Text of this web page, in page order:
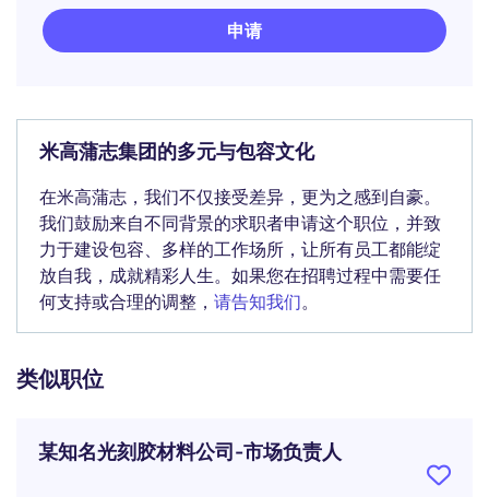
申请
米高蒲志集团的多元与包容文化
在米高蒲志，我们不仅接受差异，更为之感到自豪。
我们鼓励来自不同背景的求职者申请这个职位，并致
力于建设包容、多样的工作场所，让所有员工都能绽
放自我，成就精彩人生。如果您在招聘过程中需要任
何支持或合理的调整， 请告知我们。
类似职位
某知名光刻胶材料公司-市场负责人